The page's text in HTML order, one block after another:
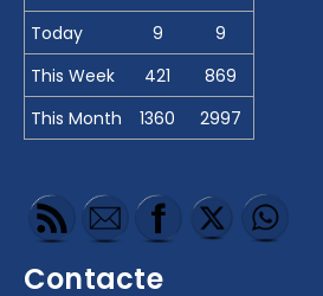
Today
9
9
This Week
421
869
This Month
1360 2997
Contacte